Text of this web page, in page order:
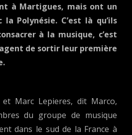
à Martigues, mais ont un
Polynésie. C’est là qu’ils
à la musique, c’est
de sortir leur première
et Marc Lepieres, dit Marco,
du groupe de musique
dans le sud de la France à